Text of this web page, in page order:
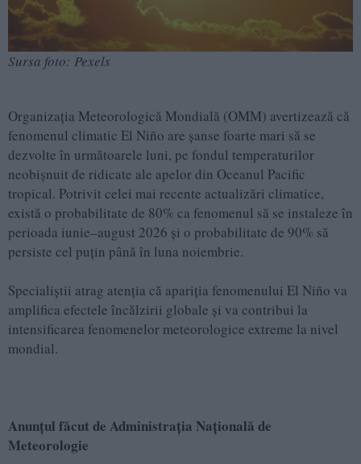
Sursa foto: Pexels
Organizația Meteorologică Mondială (OMM) avertizează că
fenomenul climatic El Niño are șanse foarte mari să se
dezvolte în următoarele luni, pe fondul temperaturilor
neobișnuit de ridicate ale apelor din Oceanul Pacific
tropical. Potrivit celei mai recente actualizări climatice,
există o probabilitate de 80% ca fenomenul să se instaleze în
perioada iunie–august 2026 și o probabilitate de 90% să
persiste cel puțin până în luna noiembrie.
Specialiștii atrag atenția că apariția fenomenului El Niño va
amplifica efectele încălzirii globale și va contribui la
intensificarea fenomenelor meteorologice extreme la nivel
mondial.
Anunțul făcut de Administrația Națională de
Meteorologie